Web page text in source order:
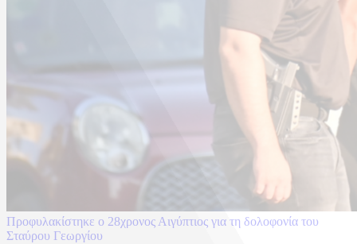
Προφυλακίστηκε ο 28χρονος Αιγύπτιος για τη δολοφονία του
Σταύρου Γεωργίου